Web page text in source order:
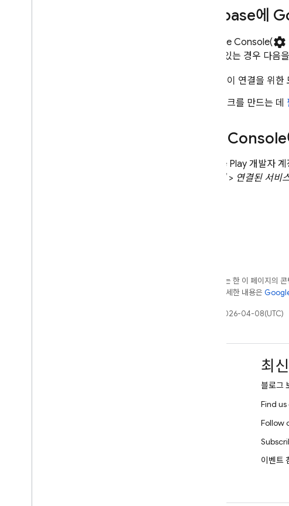
Firebase에
Firebase Console(settings
문제가 있는 경우 다음
앱이 연결을 위한
링크를 만드는 데
Console
Google Play 개발자
> 연결된 서비
달리 명시되지 않는 한 이 페이지의
가 부여됩니다. 자세한 내용은
최종 업데이트: 2026-04-08(UTC)
최
블로그
Find
Follow
이벤트